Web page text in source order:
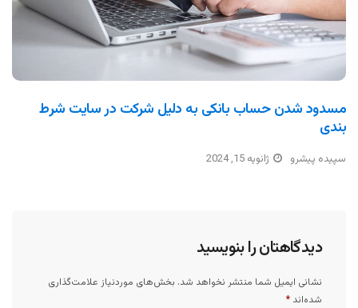
مسدود شدن حساب بانکی به دلیل شرکت در سایت شرط
بندی
سپیده پیشرو ژانویه 15, 2024
دیدگاهتان را بنویسید
نشانی ایمیل شما منتشر نخواهد شد. بخش‌های موردنیاز علامت‌گذاری
شده‌اند *